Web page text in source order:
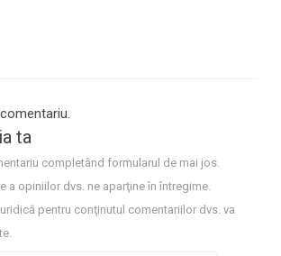
ta
completând formularul de mai jos.
a opiniilor dvs. ne aparţine în întregime.
pentru conţinutul comentariilor dvs. va